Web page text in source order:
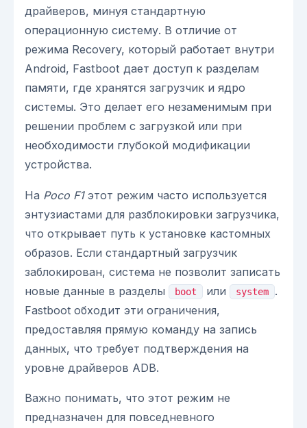
драйверов, минуя стандартную
операционную систему. В отличие от
режима Recovery, который работает внутри
Android, Fastboot дает доступ к разделам
памяти, где хранятся загрузчик и ядро
системы. Это делает его незаменимым при
решении проблем с загрузкой или при
необходимости глубокой модификации
устройства.
На Poco F1этот режим часто используется
энтузиастами для разблокировки загрузчика,
что открывает путь к установке кастомных
образов. Если стандартный загрузчик
заблокирован, система не позволит записать
новые данные в разделы
boot или system
.
Fastboot обходит эти ограничения,
предоставляя прямую команду на запись
данных, что требует подтверждения на
уровне драйверов ADB.
Важно понимать, что этот режим не
предназначен для повседневного